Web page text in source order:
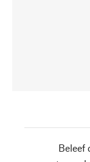
Beleef